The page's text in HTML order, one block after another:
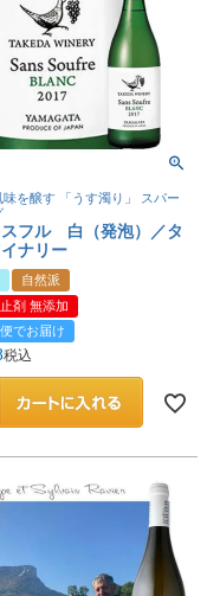
味を醸す 「うす濁り」 スパー
フル 白（発泡）／タ
ナリー
自然派
剤 無添加
でお届け
税込